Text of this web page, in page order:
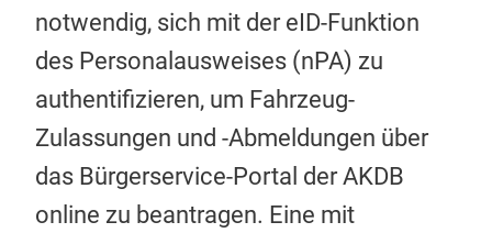
notwendig, sich mit der eID-Funktion
des Personalausweises (nPA) zu
authentifizieren, um Fahrzeug-
Zulassungen und -Abmeldungen über
das Bürgerservice-Portal der AKDB
online zu beantragen. Eine mit